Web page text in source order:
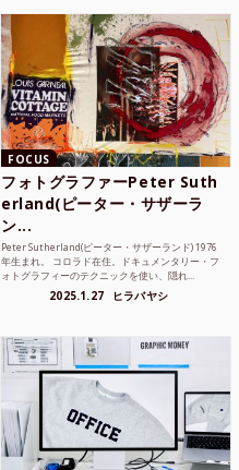
FOCUS
フォトグラファーPeter Suth
erland(ピーター・サザーラ
ン...
Peter Sutherland(ピーター・サザーランド) 1976
年生まれ。 コロラド在住。ドキュメンタリー・フ
ォトグラフィーのテクニックを使い、隠れ...
2025.1.27 ヒラバヤシ